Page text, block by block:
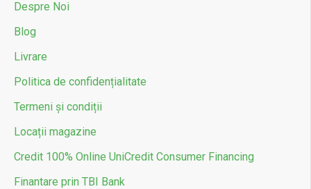
Despre Noi
Blog
Livrare
Politica de confidențialitate
Termeni și condiții
Locații magazine
Credit 100% Online UniCredit Consumer Financing
Finantare prin TBI Bank